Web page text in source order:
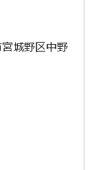
城野区中野